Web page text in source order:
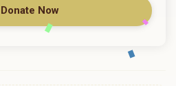
Donate Now